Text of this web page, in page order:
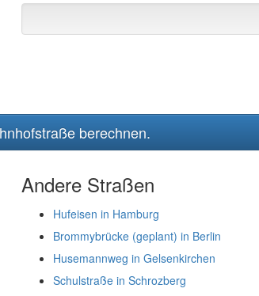
berechnen.
Andere Straßen
Hufeisen in Hamburg
Brommybrücke (geplant) in Berlin
Husemannweg in Gelsenkirchen
Schulstraße in Schrozberg